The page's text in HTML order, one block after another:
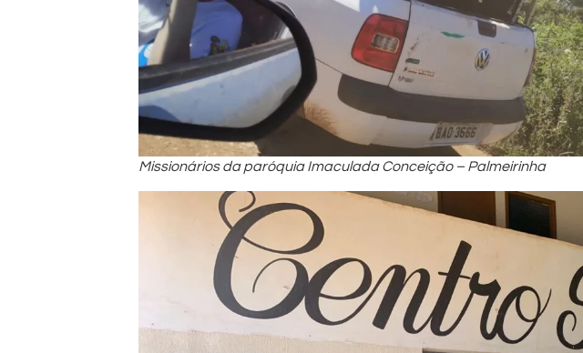
Missionários da paróquia Imaculada Conceição – Palmeirinha